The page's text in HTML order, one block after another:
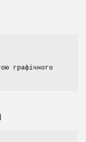
графічного